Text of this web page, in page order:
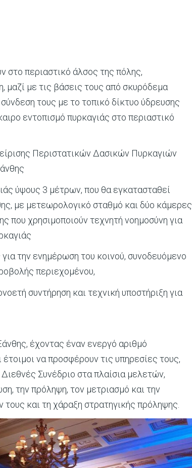
στο περιαστικό άλσος της πόλης,
με τις βάσεις τους από σκυρόδεμα
τους με το τοπικό δίκτυο ύδρευσης
εντοπισμό πυρκαγιάς στο περιαστικό
Περιστατικών Δασικών Πυρκαγιών
ύψους 3 μέτρων, που θα εγκατασταθεί
με μετεωρολογικό σταθμό και δύο κάμερες
που χρησιμοποιούν τεχνητή νοημοσύνη για
την ενημέρωση του κοινού, συνοδευόμενο
περιεχομένου,
συντήρηση και τεχνική υποστήριξη για
έχοντας έναν ενεργό αριθμό
να προσφέρουν τις υπηρεσίες τους,
Συνέδριο στα πλαίσια μελετών,
την πρόληψη, τον μετριασμό και την
και τη χάραξη στρατηγικής πρόληψης.